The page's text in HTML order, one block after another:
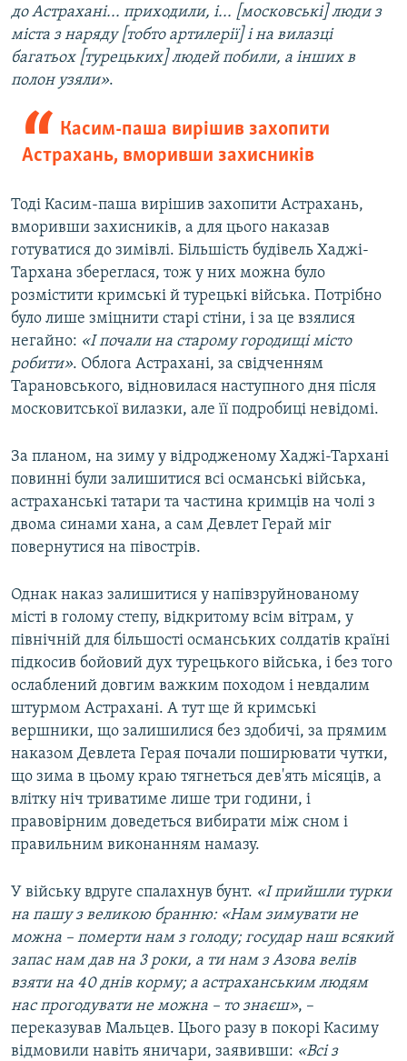
до Астрахані... приходили, і... [московські] люди з
міста з наряду [тобто артилерії] і на вилазці
багатьох [турецьких] людей побили, а інших в
полон узяли».
Касим-паша вирішив захопити
Астрахань, вморивши захисників
Тоді Касим-паша вирішив захопити Астрахань,
вморивши захисників, а для цього наказав
готуватися до зимівлі. Більшість будівель Хаджі-
Тархана збереглася, тож у них можна було
розмістити кримські й турецькі війська. Потрібно
було лише зміцнити старі стіни, і за це взялися
негайно: «І почали на старому городищі місто
робити». Облога Астрахані, за свідченням
Тарановського, відновилася наступного дня після
московитської вилазки, але її подробиці невідомі.
За планом, на зиму у відродженому Хаджі-Тархані
повинні були залишитися всі османські війська,
астраханські татари та частина кримців на чолі з
двома синами хана, а сам Девлет Герай міг
повернутися на півострів.
Однак наказ залишитися у напівзруйнованому
місті в голому степу, відкритому всім вітрам, у
північній для більшості османських солдатів країні
підкосив бойовий дух турецького війська, і без того
ослаблений довгим важким походом і невдалим
штурмом Астрахані. А тут ще й кримські
вершники, що залишилися без здобичі, за прямим
наказом Девлета Герая почали поширювати чутки,
що зима в цьому краю тягнеться дев'ять місяців, а
влітку ніч триватиме лише три години, і
правовірним доведеться вибирати між сном і
правильним виконанням намазу.
У війську вдруге спалахнув бунт. «І прийшли турки
на пашу з великою бранню: «Нам зимувати не
можна – померти нам з голоду; государ наш всякий
запас нам дав на 3 роки, а ти нам з Азова велів
взяти на 40 днів корму; а астраханським людям
нас прогодувати не можна – то знаєш», –
переказував Мальцев. Цього разу в покорі Касиму
відмовили навіть яничари, заявивши: «Всі з